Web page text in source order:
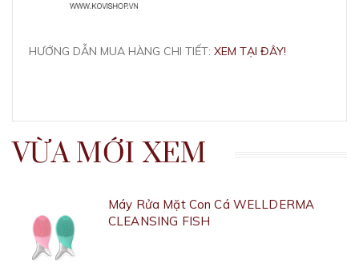
HƯỚNG DẪN MUA HÀNG CHI TIẾT: XEM TẠI ĐÂY!
VỪA MỚI XEM
Máy Rửa Mặt Con Cá WELLDERMA
CLEANSING FISH